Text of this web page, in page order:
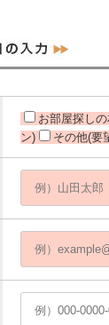
お部屋探し
ン)
その他(要